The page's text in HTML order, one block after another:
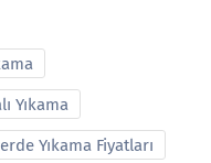
Yıkama
Yıkama Fiyatları